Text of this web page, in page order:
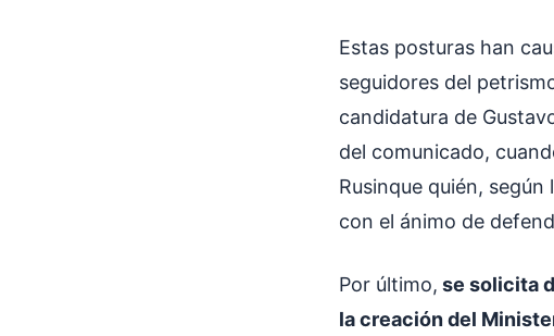
Estas posturas han
seguidores del
candidatura de
del comunicado,
Rusinque quién,
con el ánimo de
Por último, se solicita
la creación del